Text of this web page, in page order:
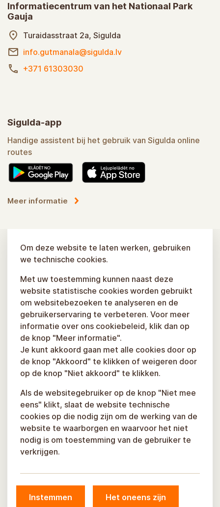
Informatiecentrum van het Nationaal Park
Gauja
Turaidasstraat 2a, Sigulda
info.gutmanala@sigulda.lv
+371 61303030
Sigulda-app
Handige assistent bij het gebruik van Sigulda online
routes
Meer informatie
Om deze website te laten werken, gebruiken
we technische cookies.
Met uw toestemming kunnen naast deze
website statistische cookies worden gebruikt
om websitebezoeken te analyseren en de
gebruikerservaring te verbeteren. Voor meer
informatie over ons cookiebeleid, klik dan op
de knop "Meer informatie".
Je kunt akkoord gaan met alle cookies door op
de knop "Akkoord" te klikken of weigeren door
op de knop "Niet akkoord" te klikken.
Als de websitegebruiker op de knop "Niet mee
eens" klikt, slaat de website technische
cookies op die nodig zijn om de werking van de
website te waarborgen en waarvoor het niet
nodig is om toestemming van de gebruiker te
verkrijgen.
Instemmen Het oneens zijn